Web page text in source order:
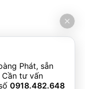
Tràng ở gốm sứ
6 - GIANG CAO - BÁT
nhanh:0918.482.648
Phát, sẵn
tư vấn
0918.482.648